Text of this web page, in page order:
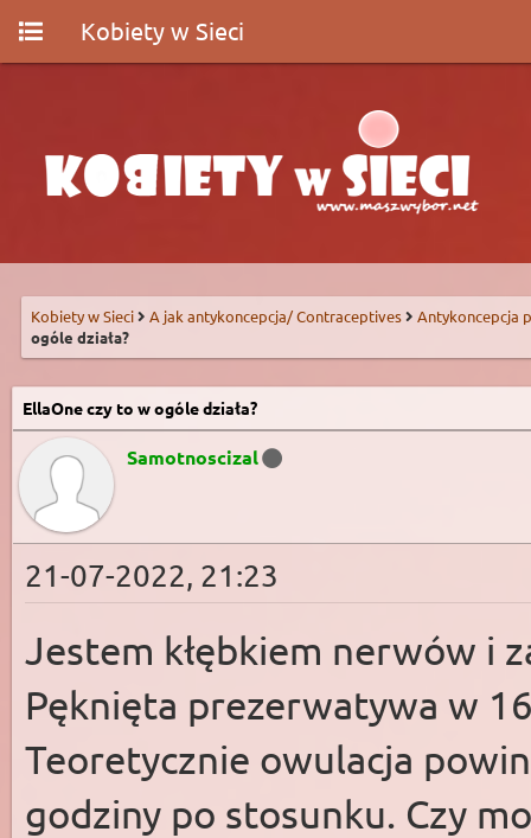
Kobiety w Sieci
Kobiety w Sieci A jak antykoncepcja/ Contraceptives
Antykoncepcja
ogóle działa?
EllaOne czy to w ogóle działa?
Samotnoscizal
21-07-2022, 21:23
Jestem kłębkiem nerwów i
Pęknięta prezerwatywa w
Teoretycznie owulacja
godziny po stosunku. Czy